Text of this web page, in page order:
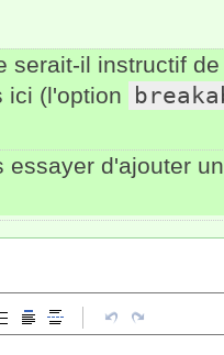
serait-il instructif
ici (l'option
essayer d'ajouter